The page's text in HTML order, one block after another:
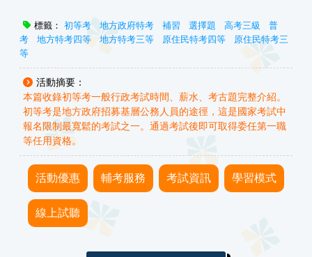
標籤：初等考 地方政府特考 補習 選擇題 高考三級
普
考
地方特考四等 地方特考三等 原住民特考四等
原住民特考三
等
活動摘要：
本篇收錄初等考一般行政考試時間、薪水、考古題完整介紹。
初等考是地方政府招募基層公務人員的途徑，這是國家考試中
報名限制最寬鬆的考試之一。通過考試後即可取得委任第一職
等任用資格。
活動優惠 輔考服務 考試資訊 學習模式
線上試聽